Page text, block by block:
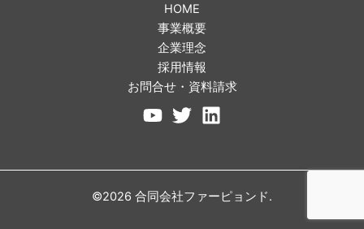
HOME
事業概要
企業理念
採用情報
お問合せ・資料請求
©2026 合同会社ファーピョンド.